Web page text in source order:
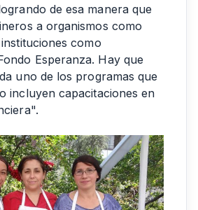
de esa manera que
a organismos como
como
Esperanza. Hay que
uno de los programas que
incluyen capacitaciones en